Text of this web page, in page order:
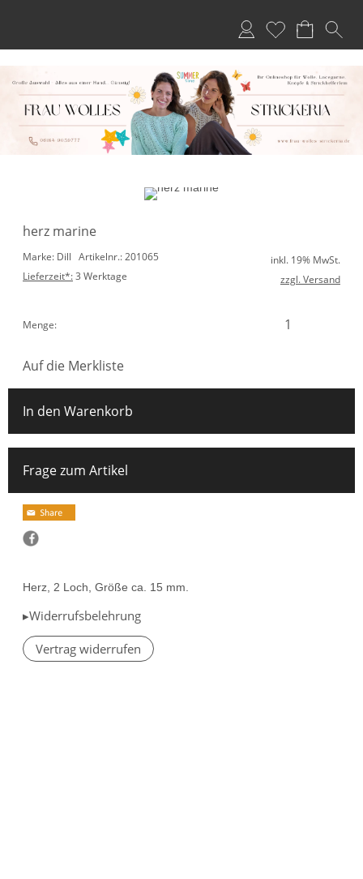
Anmelden
Merkliste
herz marine
Marke: Dill Artikelnr.: 201065
Lieferzeit*:3 Werktage
inkl. 19% MwSt.
zzgl. Versand
Menge:
Auf die Merkliste
In den Warenkorb
Frage zum Artikel
Herz, 2 Loch, Größe ca. 15 mm.
▸Widerrufsbelehrung
Vertrag widerrufen